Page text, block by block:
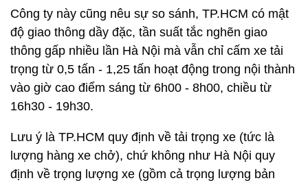
Công ty này cũng nêu sự so sánh, TP.HCM có mật
độ giao thông dầy đặc, tần suất tắc nghẽn giao
thông gấp nhiều lần Hà Nội mà vẫn chỉ cấm xe tải
trọng từ 0,5 tấn - 1,25 tấn hoạt động trong nội thành
vào giờ cao điểm sáng từ 6h00 - 8h00, chiều từ
16h30 - 19h30.
Lưu ý là TP.HCM quy định về tải trọng xe (tức là
lượng hàng xe chở), chứ không như Hà Nội quy
định về trọng lượng xe (gồm cả trọng lượng bản